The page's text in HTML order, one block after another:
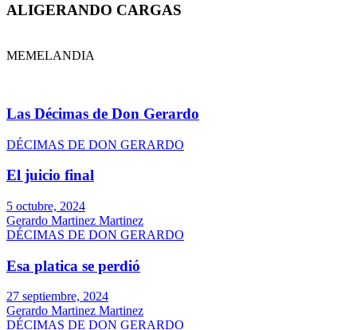
ALIGERANDO CARGAS
MEMELANDIA
Las Décimas de Don Gerardo
DÉCIMAS DE DON GERARDO
El juicio final
5 octubre, 2024
Gerardo Martinez Martinez
DÉCIMAS DE DON GERARDO
Esa platica se perdió
27 septiembre, 2024
Gerardo Martinez Martinez
DÉCIMAS DE DON GERARDO